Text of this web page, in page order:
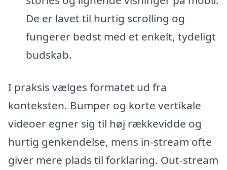
De er lavet til hurtig scrolling og
fungerer bedst med et enkelt, tydeligt
budskab.
I praksis vælges formatet ud fra
konteksten. Bumper og korte vertikale
videoer egner sig til høj rækkevidde og
hurtig genkendelse, mens in-stream ofte
giver mere plads til forklaring. Out-stream